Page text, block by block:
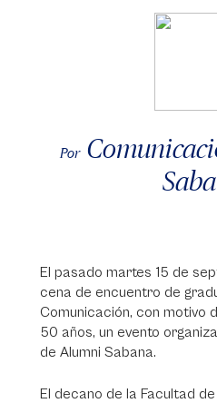
Por
El pasado martes 15 de
cena de encuentro de
Comunicación, con motivo
50 años, un evento
de Alumni Sabana.
El decano de la Facultad